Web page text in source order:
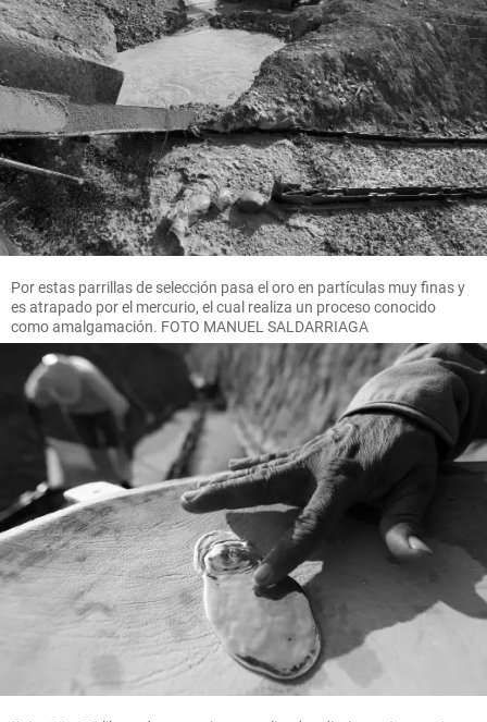
Por estas parrillas de selección pasa el oro en partículas muy finas y
es atrapado por el mercurio, el cual realiza un proceso conocido
como amalgamación. FOTO MANUEL SALDARRIAGA